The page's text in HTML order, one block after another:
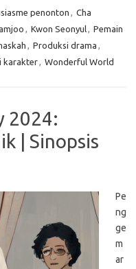
penonton , Cha
, Kwon Seonyul, Pemain
, Produksi drama ,
karakter, Wonderful World
2024:
| Sinopsis
Pe
ng
ge
m
ar